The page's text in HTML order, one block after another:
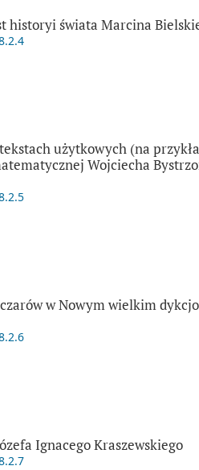
historyi świata Marcina
użytkowych (na
Wojciecha
w Nowym wielkim
Ignacego Kraszewskiego